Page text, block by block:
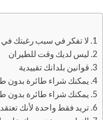
1. لا تفكر في سبب رغبتك في بطولة بدون طيار
2. ليس لديك وقت للطيران
3. قوانين بلدانك تقييدية
4. يمكنك شراء طائرة بدون طيار خارج ميزانيتك
5. يمكنك شراء طائرة بدون طيار لا تملك الميزات التي تريدها
6. تريد فقط واحدة لأنك تعتقد أنها تقنية رائعة